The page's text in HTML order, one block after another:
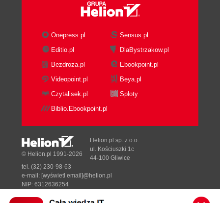
Onepress.pl
Sensus.pl
Editio.pl
DlaBystrzakow.pl
Bezdroza.pl
Ebookpoint.pl
Videopoint.pl
Beya.pl
Czytalisek.pl
Sploty
Biblio.Ebookpoint.pl
© Helion.pl 1991-2026
Helion.pl sp. z o.o.
ul. Kościuszki 1c
44-100 Gliwice
tel. (32) 230-98-63
e-mail: [wyświetl email]@helion.pl
NIP: 6312636254